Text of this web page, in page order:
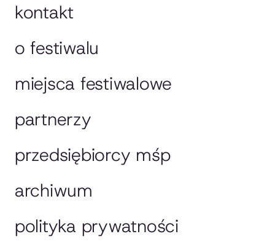
kontakt
o festiwalu
miejsca festiwalowe
partnerzy
przedsiębiorcy mśp
archiwum
polityka prywatności